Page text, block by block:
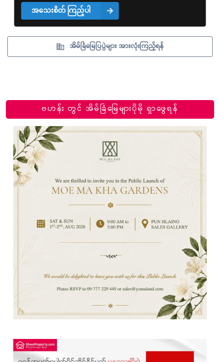
အသေးစိတ် ကြည့်ပါ
အိမ်ခြံမြေပြပွဲများ အားလုံးကြည့်ရန်
ဗဟန်း တွင် အိမ်ခြံမြေများပိုမို ရှာဖွေရန်